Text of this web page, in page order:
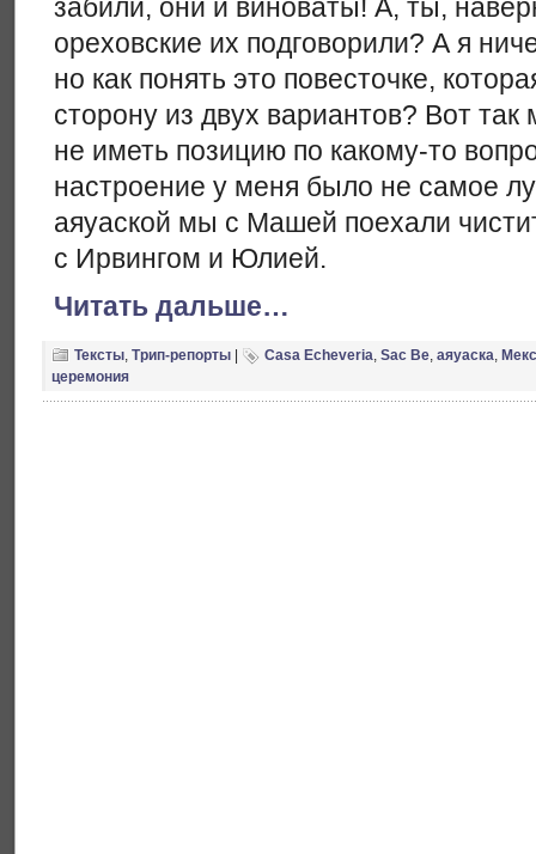
забили, они и виноваты! А, ты,
ореховские их подговорили? А я
но как понять это повесточке,
сторону из двух вариантов? Вот так
не иметь позицию по какому-то
настроение у меня было не самое
аяуаской мы с Машей поехали
с Ирвингом и Юлией.
Читать дальше…
Тексты Трип-репорты Casa Echeveria Sac Be аяуаска
церемония